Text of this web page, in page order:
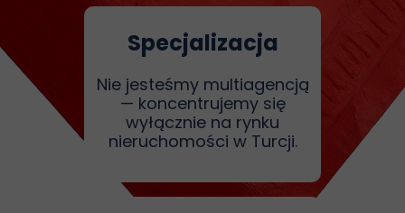
Specjalizacja
Nie jesteśmy multiagencją
— koncentrujemy się
wyłącznie na rynku
nieruchomości w Turcji.